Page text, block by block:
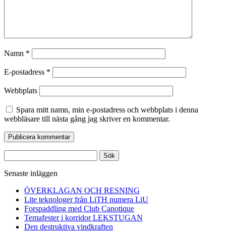
Namn *
E-postadress *
Webbplats
Spara mitt namn, min e-postadress och webbplats i denna
webbläsare till nästa gång jag skriver en kommentar.
efter:
Senaste inläggen
ÖVERKLAGAN OCH RESNING
Lite teknologer från LiTH numera LiU
Forspaddling med Club Canotique
Temafester i korridor LEKSTUGAN
Den destruktiva vindkraften